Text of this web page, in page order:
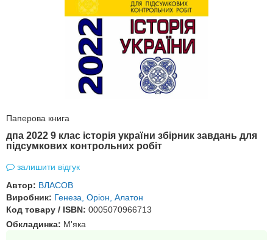
Паперова книга
дпа 2022 9 клас історія україни збірник завдань для
підсумкових контрольних робіт
залишити відгук
Автор: ВЛАСОВ
Виробник: Генеза, Оріон, Алатон
Код товару / ISBN: 0005070966713
Обкладинка: М'яка